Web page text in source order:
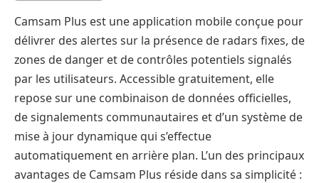
Camsam Plus est une application mobile conçue pour
délivrer des alertes sur la présence de radars fixes, de
zones de danger et de contrôles potentiels signalés
par les utilisateurs. Accessible gratuitement, elle
repose sur une combinaison de données officielles,
de signalements communautaires et d’un système de
mise à jour dynamique qui s’effectue
automatiquement en arrière plan. L’un des principaux
avantages de Camsam Plus réside dans sa simplicité :